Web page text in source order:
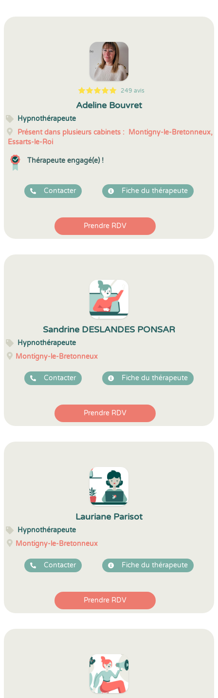
5
1
5
249 249 avis
Adeline Bouvret
Hypnothérapeute
Présent dans plusieurs cabinets : Montigny-le-Bretonneux,
Essarts-le-Roi
Thérapeute engagé(e) !
Contacter Fiche du thérapeute
Prendre RDV
Sandrine DESLANDES PONSAR
Hypnothérapeute
Montigny-le-Bretonneux
Contacter Fiche du thérapeute
Prendre RDV
Lauriane Parisot
Hypnothérapeute
Montigny-le-Bretonneux
Contacter Fiche du thérapeute
Prendre RDV